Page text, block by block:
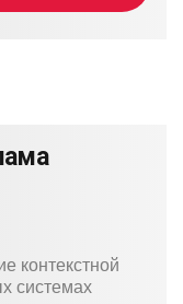
контекстной
системах